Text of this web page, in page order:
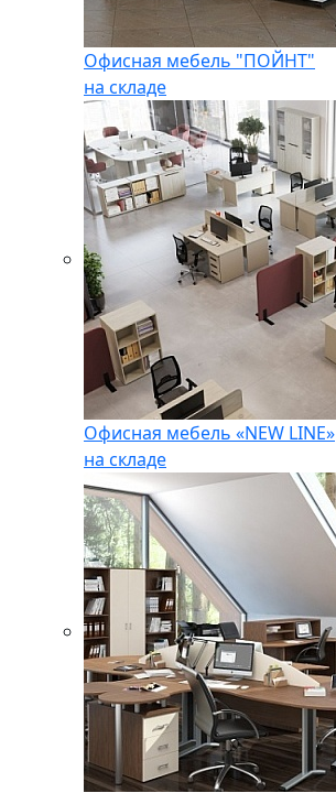
Офисная мебель "ПОЙНТ"
на складе
Офисная мебель «NEW LINE»
на складе